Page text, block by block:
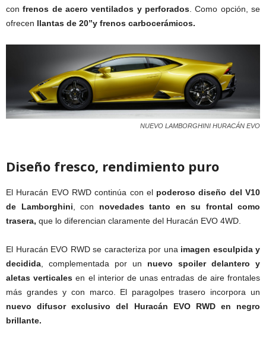
confrenos de acero ventilados y perforados . Como opción, se
ofrecen llantas de 20”y frenos carbocerámicos.
NUEVO LAMBORGHINI HURACÁN EVO
Diseño fresco, rendimiento puro
El Huracán EVO RWD continúa con el poderoso diseño del V10
de Lamborghini , con novedades tanto en su frontal como
trasera, que lo diferencian claramente del Huracán EVO 4WD.
El Huracán EVO RWD se caracteriza por una imagen esculpida y
decidida , complementada por un nuevo spoiler delantero y
aletas verticales en el interior de unas entradas de aire frontales
más grandes y con marco. El paragolpes trasero incorpora un
nuevo difusor exclusivo del Huracán EVO RWD en negro
brillante.